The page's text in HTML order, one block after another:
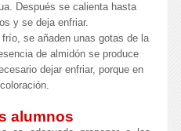
Después se calienta hasta
y se deja enfriar.
se añaden unas gotas de la
de almidón se produce
dejar enfriar, porque en
alumnos